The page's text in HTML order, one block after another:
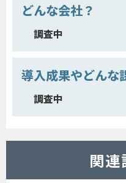
どんな会社？
調査中
導入成果やどんな
調査中
関連